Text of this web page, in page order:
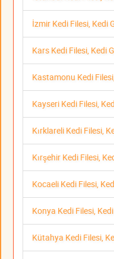
İzmir Kedi Filesi, Kedi
Kars Kedi Filesi, Kedi
Kastamonu Kedi
Kayseri Kedi Filesi,
Kırklareli Kedi Filesi,
Kırşehir Kedi Filesi,
Kocaeli Kedi Filesi,
Konya Kedi Filesi,
Kütahya Kedi Filesi,